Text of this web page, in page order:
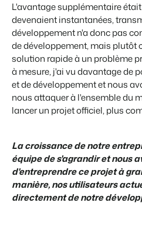
Présentation de
Découvrez les possibilités
Experts
Pour les Parcs de
Découvrez les avantages de
de vacances
groupe
L'avantage supplémentaire
devenaient instantanées,
développement n'a donc pas
de développement, mais plutôt
solution rapide à un problème
à mesure, j'ai vu davantage de
et de développement et nous
nous attaquer à l'ensemble du
lancer un projet officiel, plus
La croissance de notre
équipe de s'agrandir et nous
d'entreprendre ce projet à
manière, nos utilisateurs
directement de notre